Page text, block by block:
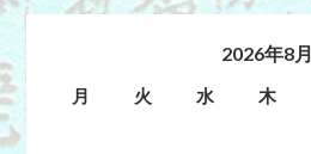
2026年8月
月 火 水 木